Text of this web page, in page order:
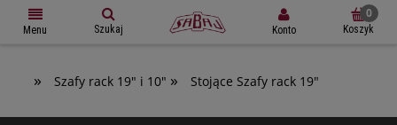
Menu Szukaj Konto Koszyk
» Szafy rack 19" i 10" » Stojące Szafy rack 19"